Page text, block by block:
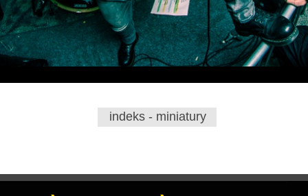
indeks - miniatury